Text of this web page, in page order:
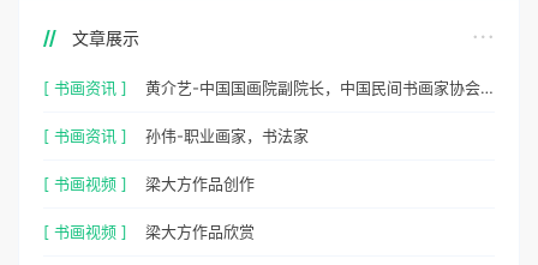
文章展示
[ 书画资讯 ] 黄介艺-中国国画院副院长，中国民间书画家协会副主席
[ 书画资讯 ] 孙伟-职业画家，书法家
[ 书画视频 ] 梁大方作品创作
[ 书画视频 ] 梁大方作品欣赏